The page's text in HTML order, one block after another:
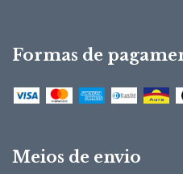
Formas de
Meios de envio